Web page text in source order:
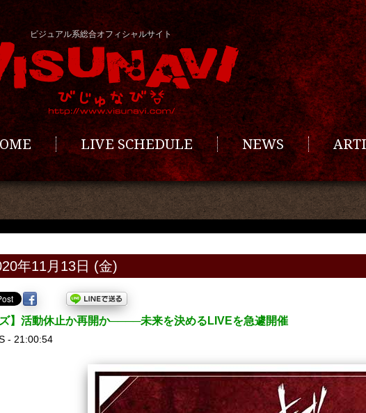
ビジュアル系総合オフィシャルサイト
LIVE SCHEDULE NEWS
年11月13日 (金)
ズ】活動休止か再開か────未来を決めるLIVEを急遽開催
- 21:00:54